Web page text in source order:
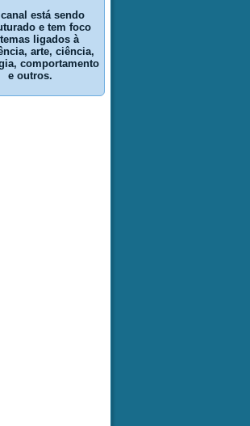
está sendo
e tem foco
ligados à
arte, ciência,
comportamento
e outros.